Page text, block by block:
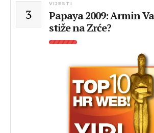
3
VIJESTI
Papaya 2009: Armin
stiže na Zrće?